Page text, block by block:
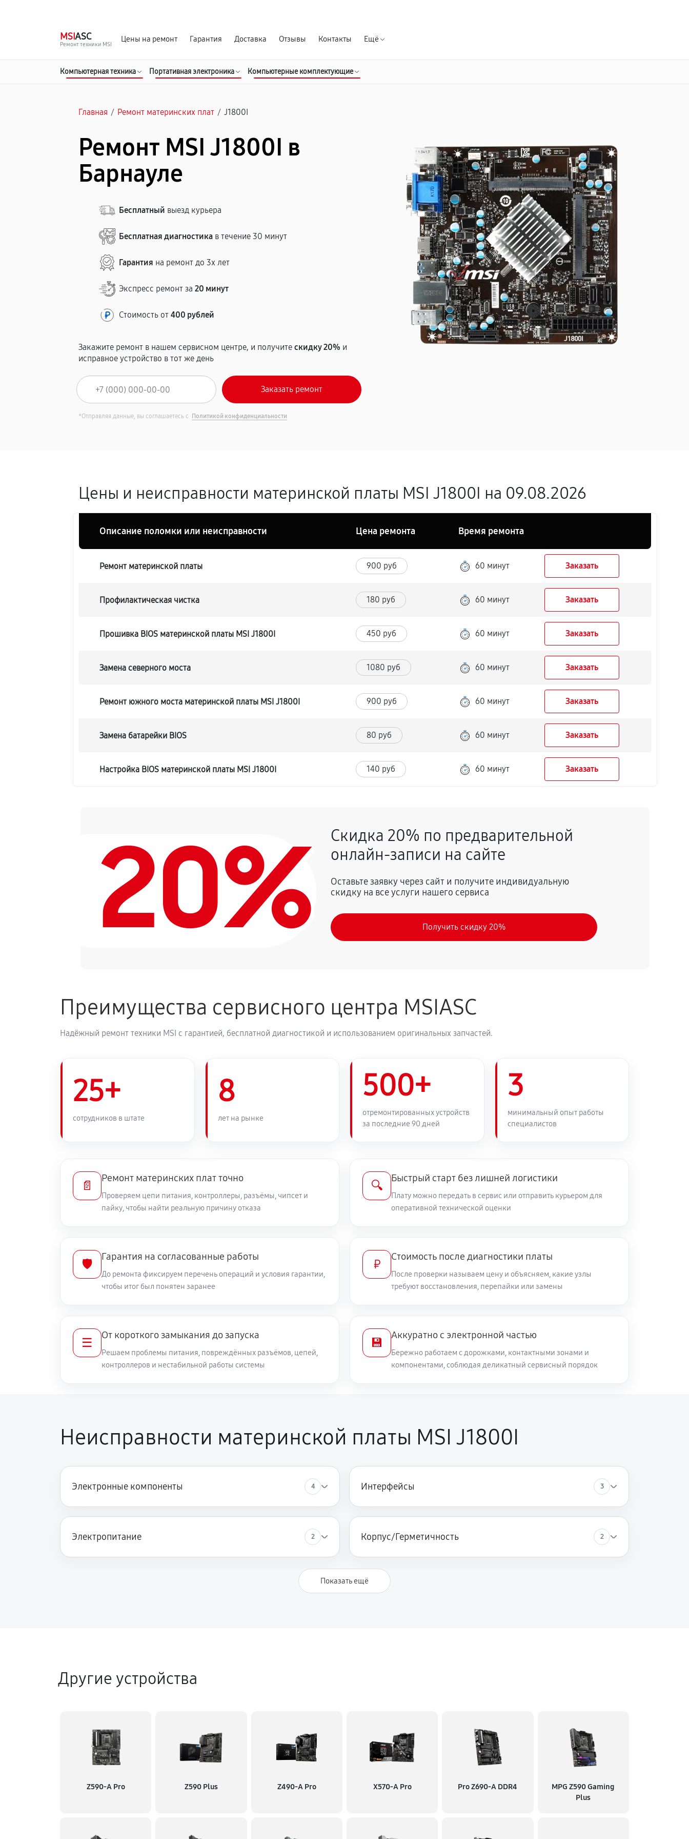
MSIASC
Ремонт техники MSI
Цены на ремонт Гарантия Доставка Отзывы Контакты Ещё
Компьютерная техника Портативная электроника Компьютерные комплектующие
Главная / Ремонт материнских плат / J1800I
Ремонт MSI J1800I в
Барнауле
Бесплатный выезд курьера
Бесплатная диагностика в течение 30 минут
Гарантия на ремонт до 3х лет
Экспресс ремонт за20 минут
Стоимость от400 рублей
Закажите ремонт в нашем сервисном центре, и получитескидку 20% и
исправное устройство в тот же день
*Отправляя данные, вы соглашаетесь с Политикой конфиденциальности
Цены и неисправности материнской платы MSI J1800I на 09.08.2026
Описание поломки или неисправности Цена ремонта Время ремонта
Ремонт материнской платы 900 руб 60 минут Заказать
Профилактическая чистка 180 руб 60 минут Заказать
Прошивка BIOS материнской платы MSI J1800I 450 руб 60 минут Заказать
Замена северного моста 1080 руб 60 минут Заказать
Ремонт южного моста материнской платы MSI J1800I 900 руб 60 минут Заказать
Замена батарейки BIOS 80 руб 60 минут Заказать
Настройка BIOS материнской платы MSI J1800I 140 руб 60 минут Заказать
20%
Скидка 20% по предварительной
онлайн-записи на сайте
Оставьте заявку через сайт и получите индивидуальную
скидку на все услуги нашего сервиса
Получить скидку 20%
Преимущества сервисного центра MSIASC
Надёжный ремонт техники MSI с гарантией, бесплатной диагностикой и использованием оригинальных запчастей.
25+
сотрудников в штате
8
лет на рынке
500+
отремонтированных устройств
за последние 90 дней
3
минимальный опыт работы
специалистов
📄
Ремонт материнских плат точно
Проверяем цепи питания, контроллеры, разъёмы, чипсет и
пайку, чтобы найти реальную причину отказа
🔍
Быстрый старт без лишней логистики
Плату можно передать в сервис или отправить курьером для
оперативной технической оценки
🛡️
Гарантия на согласованные работы
До ремонта фиксируем перечень операций и условия гарантии,
чтобы итог был понятен заранее
₽
Стоимость после диагностики платы
После проверки называем цену и объясняем, какие узлы
требуют восстановления, перепайки или замены
☰
От короткого замыкания до запуска
Решаем проблемы питания, повреждённых разъёмов, цепей,
контроллеров и нестабильной работы системы
💾
Аккуратно с электронной частью
Бережно работаем с дорожками, контактными зонами и
компонентами, соблюдая деликатный сервисный порядок
Неисправности материнской платы MSI J1800I
Электронные компоненты 4 Интерфейсы 3
Электропитание 2 Корпус/Герметичность 2
Показать ещё
Другие устройства
Z590-A Pro Z590 Plus Z490-A Pro X570-A Pro Pro Z690-A DDR4
MPG Z590 Gaming
Plus